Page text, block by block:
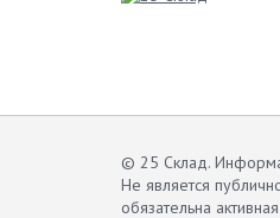
© 25 Склад.
Не является
обязательна